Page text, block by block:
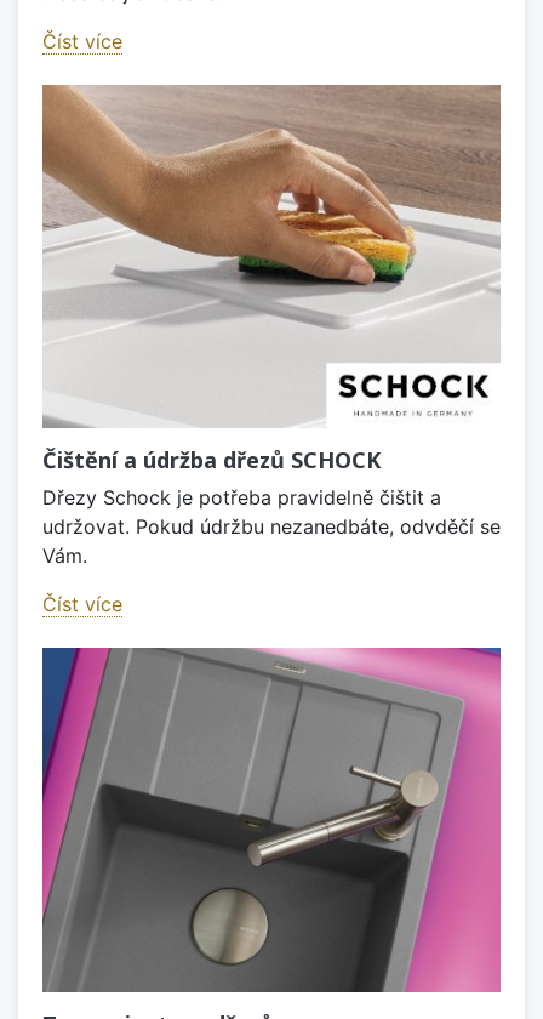
Číst více
Čištění a údržba dřezů SCHOCK
Dřezy Schock je potřeba pravidelně čištit a
udržovat. Pokud údržbu nezanedbáte, odvděčí se
Vám.
Číst více